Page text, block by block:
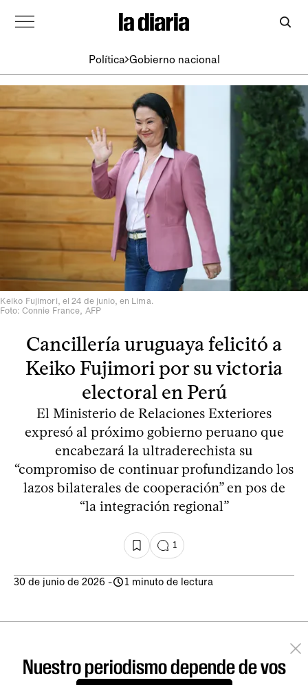
Política Gobierno nacional
Keiko Fujimori, el 24 de junio, en Lima.
Foto: Connie France, AFP
Cancillería uruguaya felicitó a
Keiko Fujimori por su victoria
electoral en Perú
El Ministerio de Relaciones Exteriores
expresó al próximo gobierno peruano que
encabezará la ultraderechista su
“compromiso de continuar profundizando los
lazos bilaterales de cooperación” en pos de
“la integración regional”
1
30 de junio de 2026 - 1 minuto de lectura
Nuestro periodismo depende de vos